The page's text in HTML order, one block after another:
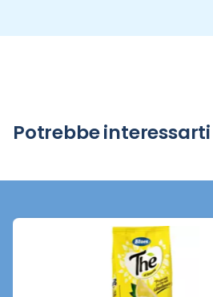
Potrebbe interessarti